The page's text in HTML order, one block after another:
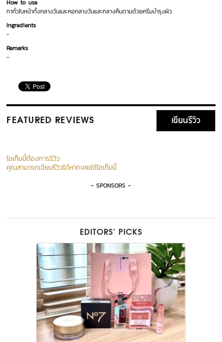
How to use
ทาทั่วใบหน้าทั้งกลางวันและคอกลางวันและกลางคืนตามด้วยครีมบำรุงผิว
Ingredients
-
Remarks
-
FEATURED REVIEWS เขียนรีวิว
ไอเท็มนี้ต้องการรีวิว
คุณสามารถเขียนรีวิวได้หากเคยใช้ไอเท็มนี้
- SPONSORS -
EDITORS’ PICKS